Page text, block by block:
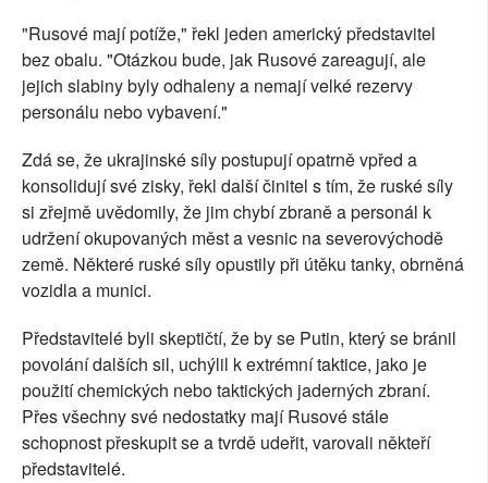
"Rusové mají potíže," řekl jeden americký představitel
bez obalu. "Otázkou bude, jak Rusové zareagují, ale
jejich slabiny byly odhaleny a nemají velké rezervy
personálu nebo vybavení."
Zdá se, že ukrajinské síly postupují opatrně vpřed a
konsolidují své zisky, řekl další činitel s tím, že ruské síly
si zřejmě uvědomily, že jim chybí zbraně a personál k
udržení okupovaných měst a vesnic na severovýchodě
země. Některé ruské síly opustily při útěku tanky, obrněná
vozidla a munici.
Představitelé byli skeptičtí, že by se Putin, který se bránil
povolání dalších sil, uchýlil k extrémní taktice, jako je
použití chemických nebo taktických jaderných zbraní.
Přes všechny své nedostatky mají Rusové stále
schopnost přeskupit se a tvrdě udeřit, varovali někteří
představitelé.